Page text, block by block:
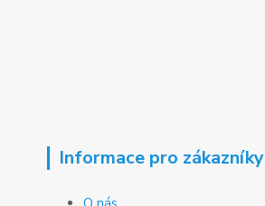
Informace pro zákazníky